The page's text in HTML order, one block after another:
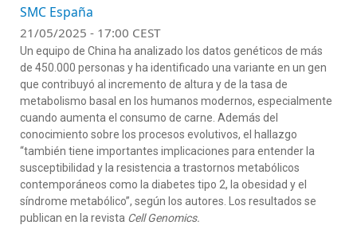
SMC España
21/05/2025 - 17:00 CEST
Un equipo de China ha analizado los datos genéticos de más
de 450.000 personas y ha identificado una variante en un gen
que contribuyó al incremento de altura y de la tasa de
metabolismo basal en los humanos modernos, especialmente
cuando aumenta el consumo de carne. Además del
conocimiento sobre los procesos evolutivos, el hallazgo
“también tiene importantes implicaciones para entender la
susceptibilidad y la resistencia a trastornos metabólicos
contemporáneos como la diabetes tipo 2, la obesidad y el
síndrome metabólico”, según los autores. Los resultados se
publican en la revista Cell Genomics.